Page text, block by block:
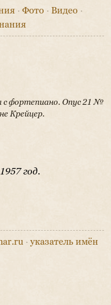
· Фото · Видео ·
с фортепиано. Опус 21 №
Крейцер.
год.
· указатель имён